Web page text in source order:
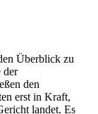
Überblick zu
der
den
erst in Kraft,
landet. Es